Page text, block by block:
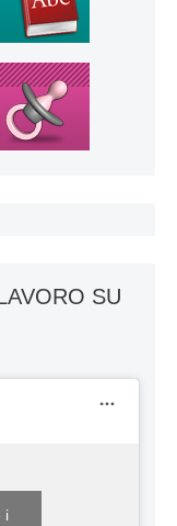
SU
i